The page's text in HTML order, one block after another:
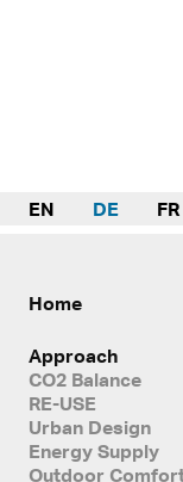
EN DE FR
Home
Approach
CO2 Balance
RE-USE
Urban Design
Energy Supply
Outdoor